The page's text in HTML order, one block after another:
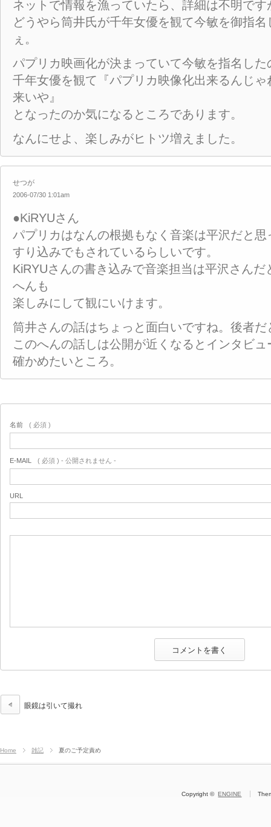
ネットで情報を漁っていたら、詳細は不明です
どうやら筒井氏が千年女優を観て今敏を御指
ぇ。
パプリカ映画化が決まっていて今敏を指名した
千年女優を観て『パプリカ映像化出来るんじ
来いや』
となったのか気になるところであります。
なんにせよ、楽しみがヒトツ増えました。
せつが
2006-07/30 1:01am
●KiRYUさん
パプリカはなんの根拠もなく音楽は平沢だと
すり込みでもされているらしいです。
KiRYUさんの書き込みで音楽担当は平沢さん
へんも
楽しみにして観にいけます。
筒井さんの話はちょっと面白いですね。後者
このへんの話しは公開が近くなるとインタビ
確かめたいところ。
名前 ( 必須 )
E-MAIL ( 必須 ) - 公開されません -
URL
眼鏡は引いて撮れ
Home 雑記 夏のご予定責め
Copyright ©ENGINE